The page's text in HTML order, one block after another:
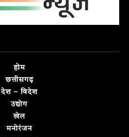
होम
छत्तीसगढ़
देश – विदेश
उद्योग
खेल
मनोरंजन